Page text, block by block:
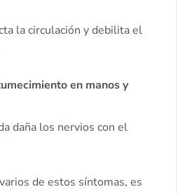
la circulación y debilita el
en manos y
daña los nervios con el
de estos síntomas, es